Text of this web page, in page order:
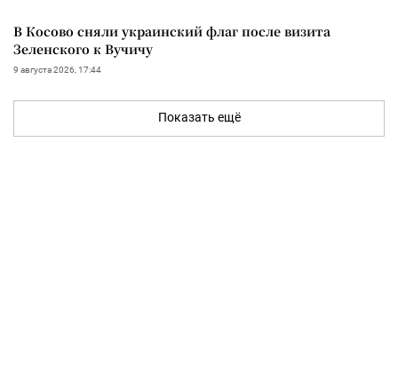
В Косово сняли украинский флаг после визита
Зеленского к Вучичу
9 августа 2026, 17:44
Показать ещё